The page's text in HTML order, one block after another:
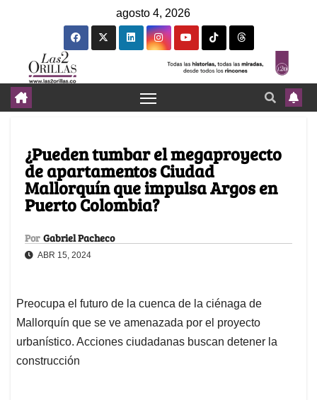
agosto 4, 2026
¿Pueden tumbar el megaproyecto
de apartamentos Ciudad
Mallorquín que impulsa Argos en
Puerto Colombia?
Por Gabriel Pacheco
ABR 15, 2024
Preocupa el futuro de la cuenca de la ciénaga de
Mallorquín que se ve amenazada por el proyecto
urbanístico. Acciones ciudadanas buscan detener la
construcción